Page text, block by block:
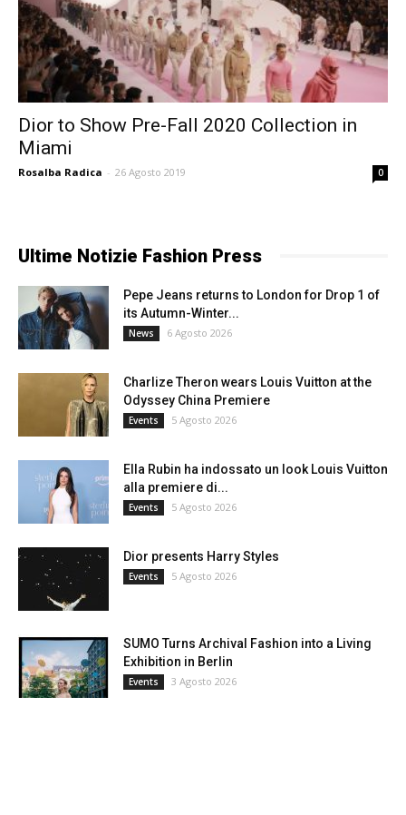
Dior to Show Pre-Fall 2020 Collection in
Miami
Rosalba Radica - 26 Agosto 2019 0
Ultime Notizie Fashion Press
Pepe Jeans returns to London for Drop 1 of
its Autumn-Winter...
News 6 Agosto 2026
Charlize Theron wears Louis Vuitton at the
Odyssey China Premiere
Events 5 Agosto 2026
Ella Rubin ha indossato un look Louis Vuitton
alla premiere di...
Events 5 Agosto 2026
Dior presents Harry Styles
Events 5 Agosto 2026
SUMO Turns Archival Fashion into a Living
Exhibition in Berlin
Events 3 Agosto 2026